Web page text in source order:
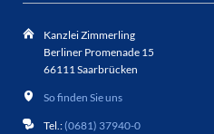
Kanzlei Zimmerling
Berliner Promenade 15
66111 Saarbrücken
So finden Sie uns
Tel.:(0681) 37940-0